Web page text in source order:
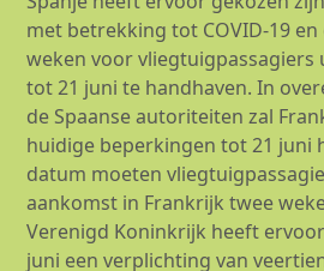
met betrekking tot COVID-19 en
weken voor vliegtuigpassagiers
tot 21 juni te handhaven. In
de Spaanse autoriteiten zal
huidige beperkingen tot 21 juni
datum moeten
aankomst in Frankrijk twee
Verenigd Koninkrijk heeft
juni een verplichting van